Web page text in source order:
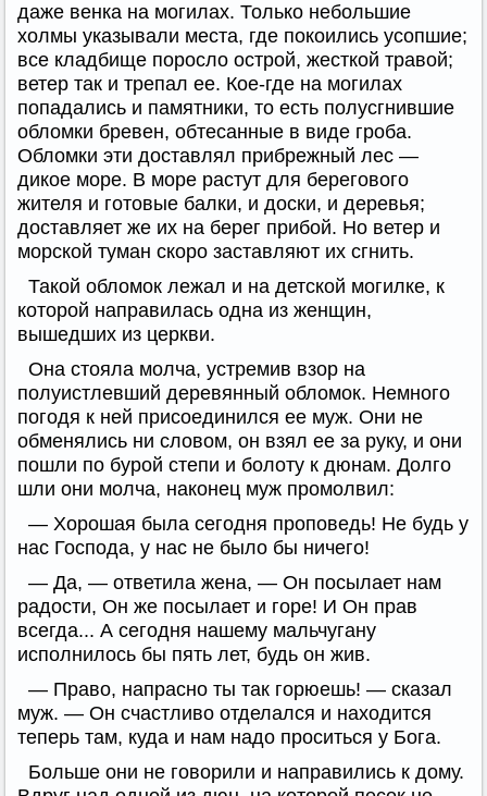
даже венка на могилах. Только небольшие
холмы указывали места, где покоились усопшие;
все кладбище поросло острой, жесткой травой;
ветер так и трепал ее. Кое-где на могилах
попадались и памятники, то есть полусгнившие
обломки бревен, обтесанные в виде гроба.
Обломки эти доставлял прибрежный лес —
дикое море. В море растут для берегового
жителя и готовые балки, и доски, и деревья;
доставляет же их на берег прибой. Но ветер и
морской туман скоро заставляют их сгнить.
Такой обломок лежал и на детской могилке, к
которой направилась одна из женщин,
вышедших из церкви.
Она стояла молча, устремив взор на
полуистлевший деревянный обломок. Немного
погодя к ней присоединился ее муж. Они не
обменялись ни словом, он взял ее за руку, и они
пошли по бурой степи и болоту к дюнам. Долго
шли они молча, наконец муж промолвил:
— Хорошая была сегодня проповедь! Не будь у
нас Господа, у нас не было бы ничего!
— Да, — ответила жена, — Он посылает нам
радости, Он же посылает и горе! И Он прав
всегда... А сегодня нашему мальчугану
исполнилось бы пять лет, будь он жив.
— Право, напрасно ты так горюешь! — сказал
муж. — Он счастливо отделался и находится
теперь там, куда и нам надо проситься у Бога.
Больше они не говорили и направились к дому.